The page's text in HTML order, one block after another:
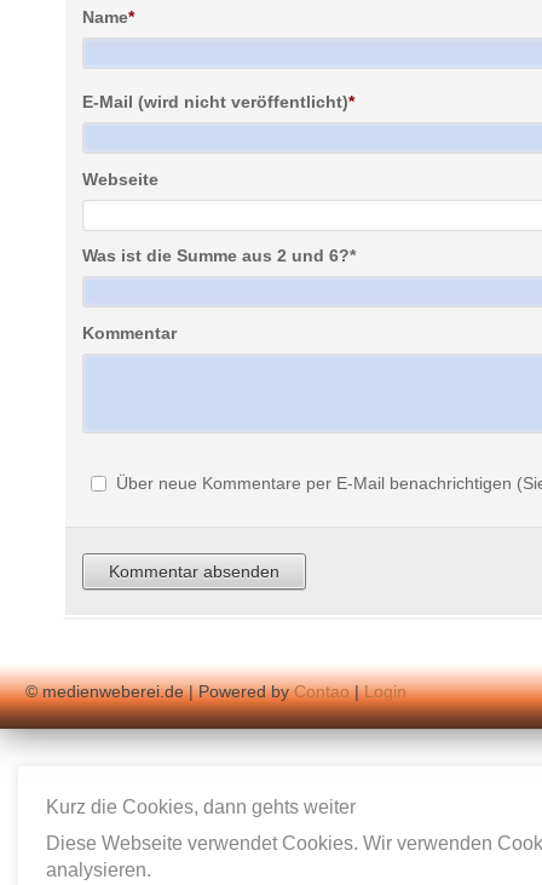
Name*
E-Mail (wird nicht veröffentlicht)*
Webseite
Was ist die Summe aus 2 und 6?*
Kommentar
Über neue Kommentare per E-Mail benachrichtigen
© medienweberei.de | Powered byContao|Login
Kurz die Cookies, dann gehts weiter
Diese Webseite verwendet Cookies. Wir verwenden
analysieren.